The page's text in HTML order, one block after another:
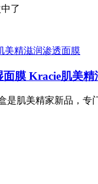
了
膜 Kracie肌美
是肌美精家新品，